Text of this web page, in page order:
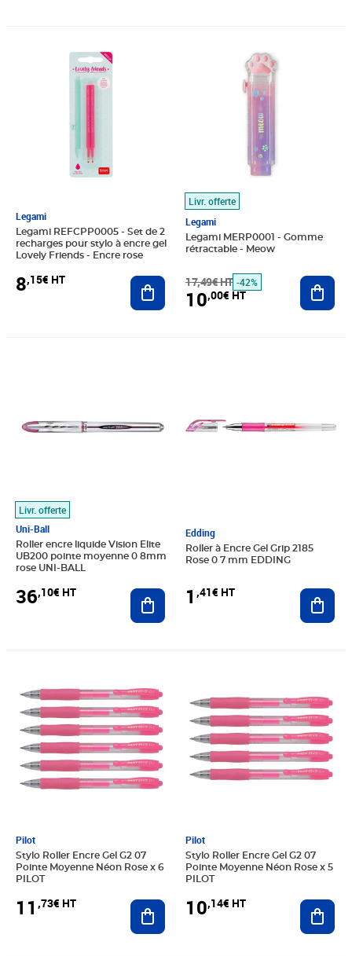
Legami
Legami REFCPP0005 - Set de 2
recharges pour stylo à encre gel
Lovely Friends - Encre rose
8,15€ HT Ajouter au panier
Livr. offerte
Legami
Legami MERP0001 - Gomme
rétractable - Meow
17,49€ HT -42%
10,00€ HT
Livr. offerte
Uni-Ball
Roller encre liquide Vision Elite
UB200 pointe moyenne 0 8mm
rose UNI-BALL
36,10€ HT Ajouter au panier
Edding
Roller à Encre Gel Grip 2185
Rose 0 7 mm EDDING
1 ,41€ HT
Pilot
Stylo Roller Encre Gel G2 07
Pointe Moyenne Néon Rose x 6
PILOT
11 ,73€ HT Ajouter au panier
Pilot
Stylo Roller Encre Gel G2 07
Pointe Moyenne Néon Rose x 5
PILOT
10,14€ HT